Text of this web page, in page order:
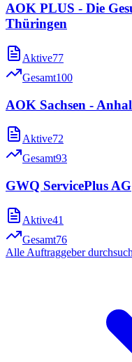
AOK PLUS - Die
Thüringen
Aktive77
Gesamt100
AOK Sachsen -
Aktive72
Gesamt93
GWQ ServicePlus AG
Aktive41
Gesamt76
Alle Auftraggeber